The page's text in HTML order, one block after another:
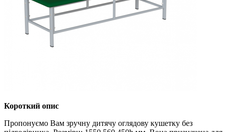
Короткий опис
Пропонуємо Вам зручну дитячу оглядову кушетку без